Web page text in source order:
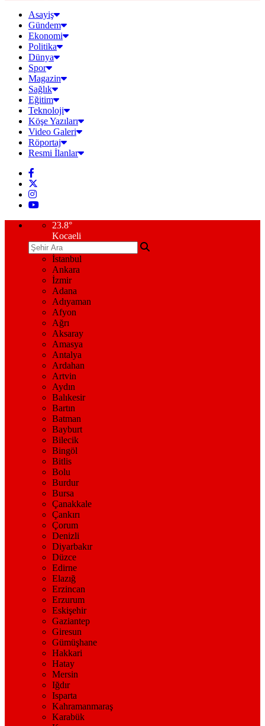
Asayiş
Gündem
Ekonomi
Politika
Dünya
Spor
Magazin
Sağlık
Eğitim
Teknoloji
Köşe Yazıları
Video Galeri
Röportaj
Resmi İlanlar
23.8°
Kocaeli
İstanbul
Ankara
İzmir
Adana
Adıyaman
Afyon
Ağrı
Aksaray
Amasya
Antalya
Ardahan
Artvin
Aydın
Balıkesir
Bartın
Batman
Bayburt
Bilecik
Bingöl
Bitlis
Bolu
Burdur
Bursa
Çanakkale
Çankırı
Çorum
Denizli
Diyarbakır
Düzce
Edirne
Elazığ
Erzincan
Erzurum
Eskişehir
Gaziantep
Giresun
Gümüşhane
Hakkari
Hatay
Mersin
Iğdır
Isparta
Kahramanmaraş
Karabük